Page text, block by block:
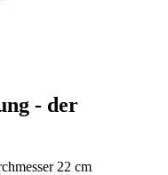
- der
22 cm